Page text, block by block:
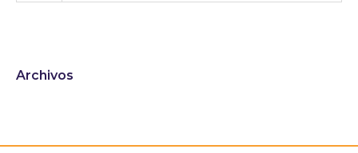
Archivos